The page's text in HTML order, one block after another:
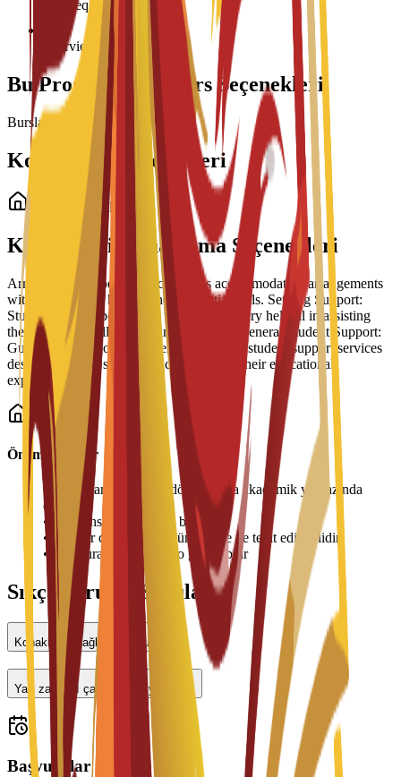
Age requirement: 18+
Interview required
Bu Program İçin Burs Seçenekleri
Burslar yükleniyor...
Konaklama Seçenekleri
Öğrenci Konaklama
Kampüs İçi Konaklama Seçenekleri
Arrangement Types: The school has accommodation arrangements
with a number of hostels and residential halls. Settling Support:
Students have reported that the school is very helpful in assisting
them to settle well into life in Barcelona. General Student Support:
Guidance is part of a broader suite of 24/7 student support services
designed to help students succeed during their educational
experience.
Önemli Bilgiler
• Konaklama ücretleri dönem veya akademik yıl bazında
ödenir
•
Oda tahsisi müsaitliğe bağlıdır
• Fiyatlar değişebilir ve üniversite ile teyit edilmelidir
•
Giriş sırasında depozito gerekebilir
Sıkça Sorulan Sorular
Konaklama sağlanıyor mu?
Yarı zamanlı çalışabilir miyim?
Başvurular açık